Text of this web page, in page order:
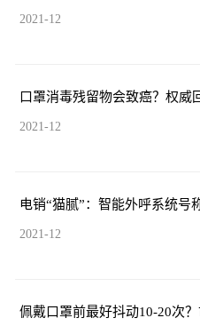
2021-12
口罩消毒残留物会致癌？权威
2021-12
电销“猫腻”：智能外呼系统号
2021-12
佩戴口罩前最好抖动10-20次